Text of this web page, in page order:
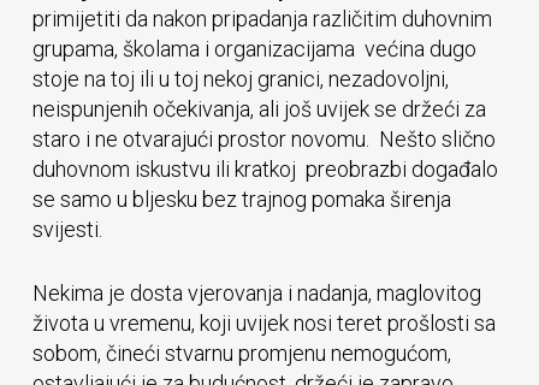
primijetiti da nakon pripadanja različitim duhovnim
grupama, školama i organizacijama većina dugo
stoje na toj ili u toj nekoj granici, nezadovoljni,
neispunjenih očekivanja, ali još uvijek se držeći za
staro i ne otvarajući prostor novomu. Nešto slično
duhovnom iskustvu ili kratkoj preobrazbi događalo
se samo u bljesku bez trajnog pomaka širenja
svijesti.
Nekima je dosta vjerovanja i nadanja, maglovitog
života u vremenu, koji uvijek nosi teret prošlosti sa
sobom, čineći stvarnu promjenu nemogućom,